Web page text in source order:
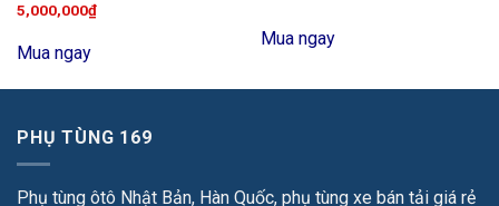
5,000,000₫
Mua ngay
Mua ngay
PHỤ TÙNG 169
Phụ tùng ôtô Nhật Bản, Hàn Quốc, phụ tùng xe bán tải giá rẻ